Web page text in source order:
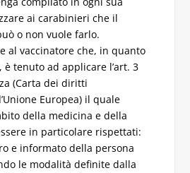
ai carabinieri che il
o non vuole farlo.
al vaccinatore che, in quanto
tenuto ad applicare l’art. 3
(Carta dei diritti
Europea) il quale
della medicina e della
in particolare rispettati:
e informato della persona
le modalità definite dalla